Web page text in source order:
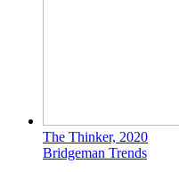
The Thinker, 2020
Bridgeman Trends